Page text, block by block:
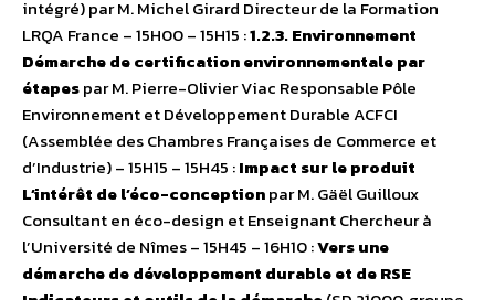
intégré) par M. Michel Girard Directeur de la Formation
LRQA France – 15H00 – 15H15 :1.2.3. Environnement
Démarche de certification environnementale par
étapespar M. Pierre-Olivier Viac Responsable Pôle
Environnement et Développement Durable ACFCI
(Assemblée des Chambres Françaises de Commerce et
d’Industrie) – 15H15 – 15H45 :Impact sur le produit
L’intérêt de l’éco-conceptionpar M. Gäël Guilloux
Consultant en éco-design et Enseignant Chercheur à
l’Université de Nîmes – 15H45 – 16H10 :Vers une
démarche de développement durable et de RSE